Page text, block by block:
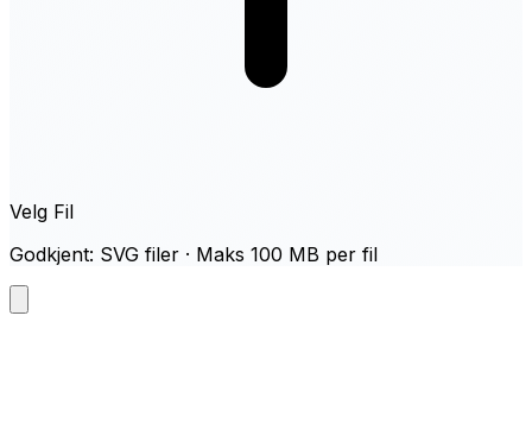
Velg Fil
Godkjent: SVG filer · Maks 100 MB per fil